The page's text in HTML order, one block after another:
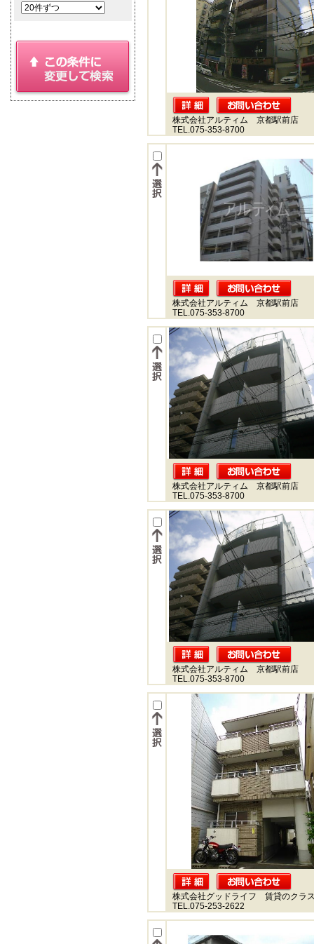
株式会社アルティム 京都駅前店
TEL.075-353-8700
株式会社アルティム 京都駅前店
TEL.075-353-8700
株式会社アルティム 京都駅前店
TEL.075-353-8700
株式会社アルティム 京都駅前店
TEL.075-353-8700
株式会社グッドライフ 賃貸のクラ
TEL.075-253-2622